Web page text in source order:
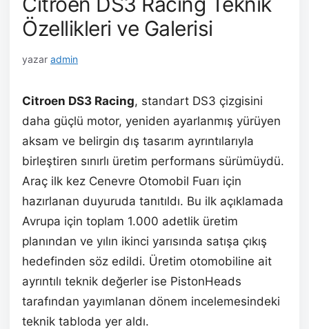
Özellikleri ve Galerisi
yazar admin
Citroen DS3 Racing, standart DS3 çizgisini
daha güçlü motor, yeniden ayarlanmış yürüyen
aksam ve belirgin dış tasarım ayrıntılarıyla
birleştiren sınırlı üretim performans sürümüydü.
Araç ilk kez Cenevre Otomobil Fuarı için
hazırlanan duyuruda tanıtıldı. Bu ilk açıklamada
Avrupa için toplam 1.000 adetlik üretim
planından ve yılın ikinci yarısında satışa çıkış
hedefinden söz edildi. Üretim otomobiline ait
ayrıntılı teknik değerler ise PistonHeads
tarafından yayımlanan dönem incelemesindeki
teknik tabloda yer aldı.